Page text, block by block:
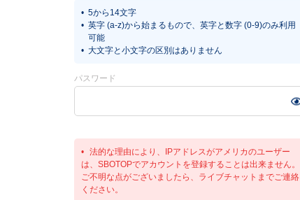
5から14文字
英字 (a-z)から始まるもので、英字と数字 (0-9)のみ利用
可能
大文字と小文字の区別はありません
パスワード
法的な理由により、IPアドレスがアメリカのユーザー
は、SBOTOPでアカウントを登録することは出来ません。
ご不明な点がございましたら、ライブチャットまでご連絡
ください。